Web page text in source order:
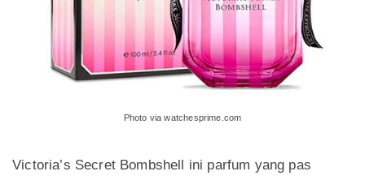
Photo via watchesprime.com
Victoria’s Secret Bombshell ini parfum yang pas